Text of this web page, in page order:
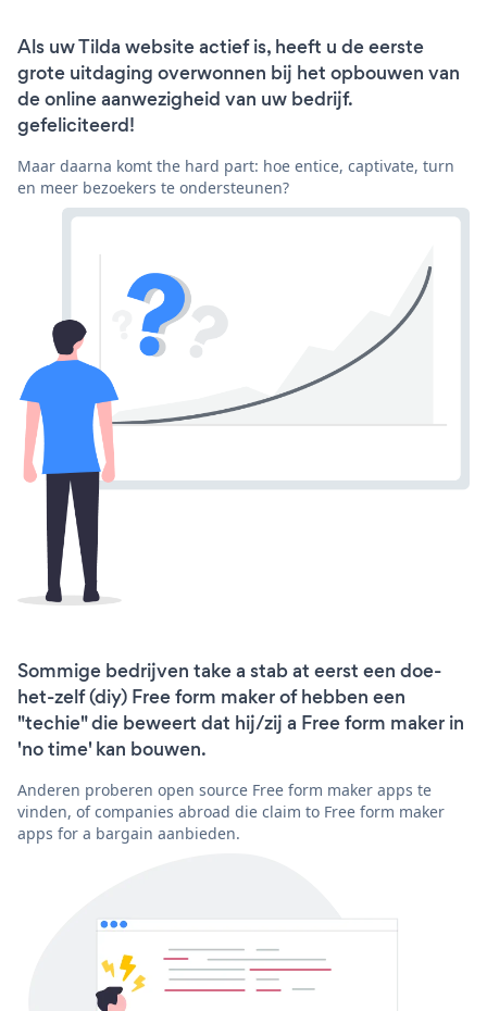
Als uw Tilda website actief is, heeft u de eerste
grote uitdaging overwonnen bij het opbouwen van
de online aanwezigheid van uw bedrijf.
gefeliciteerd!
Maar daarna komt the hard part: hoe entice, captivate, turn
en meer bezoekers te ondersteunen?
Sommige bedrijven take a stab at eerst een doe-
het-zelf (diy) Free form maker of hebben een
"techie" die beweert dat hij/zij a Free form maker in
'no time' kan bouwen.
Anderen proberen open source Free form maker apps te
vinden, of companies abroad die claim to Free form maker
apps for a bargain aanbieden.